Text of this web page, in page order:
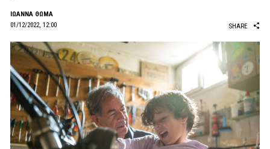
ΙΩΑΝΝΑ ΘΩΜΑ
01/12/2022, 12:00
SHARE